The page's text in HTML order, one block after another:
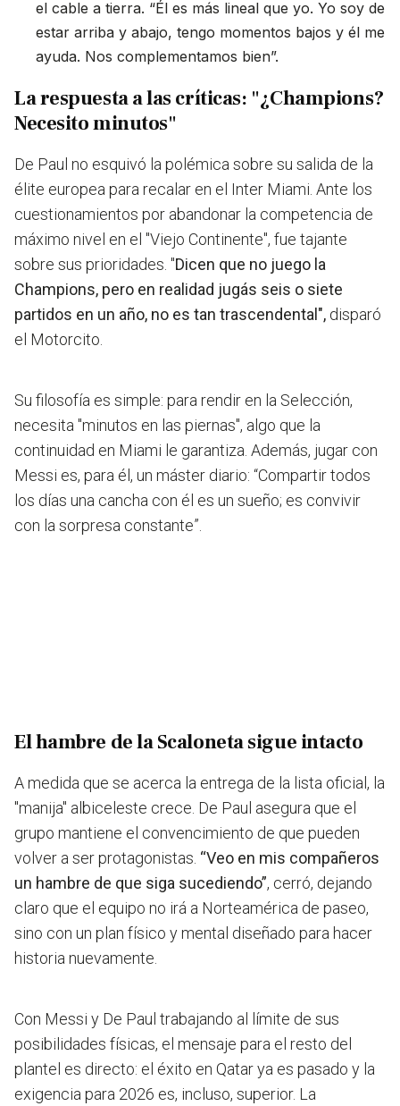
el cable a tierra. “Él es más lineal que yo. Yo soy de
estar arriba y abajo, tengo momentos bajos y él me
ayuda. Nos complementamos bien”.
La respuesta a las críticas: "¿Champions?
Necesito minutos"
De Paul no esquivó la polémica sobre su salida de la
élite europea para recalar en el Inter Miami. Ante los
cuestionamientos por abandonar la competencia de
máximo nivel en el "Viejo Continente", fue tajante
sobre sus prioridades. "Dicen que no juego la
Champions, pero en realidad jugás seis o siete
partidos en un año, no es tan trascendental", disparó
el Motorcito.
Su filosofía es simple: para rendir en la Selección,
necesita "minutos en las piernas", algo que la
continuidad en Miami le garantiza. Además, jugar con
Messi es, para él, un máster diario: “Compartir todos
los días una cancha con él es un sueño; es convivir
con la sorpresa constante”.
El hambre de la Scaloneta sigue intacto
A medida que se acerca la entrega de la lista oficial, la
"manija" albiceleste crece. De Paul asegura que el
grupo mantiene el convencimiento de que pueden
volver a ser protagonistas. “Veo en mis compañeros
un hambre de que siga sucediendo”, cerró, dejando
claro que el equipo no irá a Norteamérica de paseo,
sino con un plan físico y mental diseñado para hacer
historia nuevamente.
Con Messi y De Paul trabajando al límite de sus
posibilidades físicas, el mensaje para el resto del
plantel es directo: el éxito en Qatar ya es pasado y la
exigencia para 2026 es, incluso, superior. La